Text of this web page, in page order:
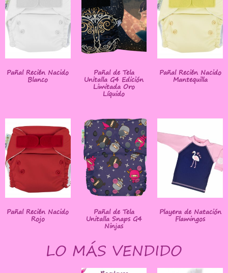
Pañal Recién Nacido
Blanco
Pañal de Tela
Unitalla G4 Edición
Limitada Oro
Líquido
Pañal Recién Nacido
Mantequilla
Pañal Recién Nacido
Rojo
Pañal de Tela
Unitalla Snaps G4
Ninjas
Playera de Natación
Flamingos
LO MÁS VENDIDO